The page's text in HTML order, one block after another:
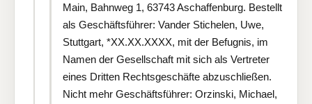
Main, Bahnweg 1, 63743 Aschaffenburg. Bestellt
als Geschäftsführer: Vander Stichelen, Uwe,
Stuttgart, *XX.XX.XXXX, mit der Befugnis, im
Namen der Gesellschaft mit sich als Vertreter
eines Dritten Rechtsgeschäfte abzuschließen.
Nicht mehr Geschäftsführer: Orzinski, Michael,